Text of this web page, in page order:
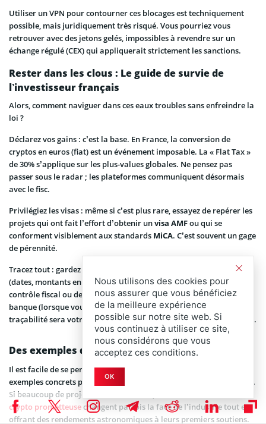
Utiliser un VPN pour contourner ces blocages est techniquement
possible, mais juridiquement très risqué. Vous pourriez vous
retrouver avec des jetons gelés, impossibles à revendre sur un
échange régulé (CEX) qui appliquerait strictement les sanctions.
Rester dans les clous : Le guide de survie de
l’investisseur français
Alors, comment naviguer dans ces eaux troubles sans enfreindre la
loi ?
Déclarez vos gains : c’est la base. En France, la conversion de
cryptos en euros (fiat) est un événement imposable. La « Flat Tax »
de 30% s’applique sur les plus-values globales. Ne pensez pas
passer sous le radar ; les plateformes communiquent désormais
avec le fisc.
Privilégiez les visas : même si c’est plus rare, essayez de repérer les
projets qui ont fait l’effort d’obtenir unvisa AMFou qui se
conforment visiblement aux standards MiCA. C’est souvent un gage
de pérennité.
Tracez tout : gardez un historique propre de vos transactions
(dates, montants en euros au moment de l’achat, frais). En cas de
contrôle fiscal ou de demande de justification de fonds par votre
banque (lorsque vous voudrez rapatrier vos profits), cette
traçabilité sera votre meilleure arme pour prouver votre bonne foi.
Des exemples d’ICO à succès : Quand le pari paie
Il est facile de se perdre dans la théorie, mais rien ne vaut des
exemples concrets pour comprendre la puissance de ce mécanisme.
Si beaucoup de projets échouent, ceux qui réussissent à lancer une
crypto prometteusechangent parfois la face de l’industrie tout en
offrant des rendements astronomiques à leurs premiers soutiens.
Nous utilisons des cookies pour
nous assurer que vous bénéficiez
de la meilleure expérience
possible sur notre site web. Si
vous continuez à utiliser ce site,
nous considérons que vous
acceptez ces conditions.
OK